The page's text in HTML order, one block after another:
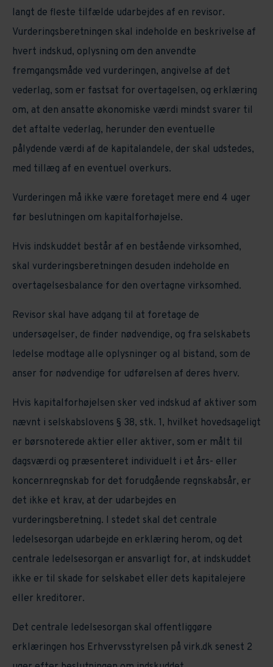
langt de fleste tilfælde udarbejdes af en revisor.
Vurderingsberetningen skal indeholde en beskrivelse af
hvert indskud, oplysning om den anvendte
fremgangsmåde ved vurderingen, angivelse af det
vederlag, som er fastsat for overtagelsen, og erklæring
om, at den ansatte økonomiske værdi mindst svarer til
det aftalte vederlag, herunder den eventuelle
pålydende værdi af de kapitalandele, der skal udstedes,
med tillæg af en eventuel overkurs.
Vurderingen må ikke være foretaget mere end 4 uger
før beslutningen om kapitalforhøjelse.
Hvis indskuddet består af en bestående virksomhed,
skal vurderingsberetningen desuden indeholde en
overtagelsesbalance for den overtagne virksomhed.
Revisor skal have adgang til at foretage de
undersøgelser, de finder nødvendige, og fra selskabets
ledelse modtage alle oplysninger og al bistand, som de
anser for nødvendige for udførelsen af deres hverv.
Hvis kapitalforhøjelsen sker ved indskud af aktiver som
nævnt i selskabslovens § 38, stk. 1, hvilket hovedsageligt
er børsnoterede aktier eller aktiver, som er målt til
dagsværdi og præsenteret individuelt i et års- eller
koncernregnskab for det forudgående regnskabsår, er
det ikke et krav, at der udarbejdes en
vurderingsberetning. I stedet skal det centrale
ledelsesorgan udarbejde en erklæring herom, og det
centrale ledelsesorgan er ansvarligt for, at indskuddet
ikke er til skade for selskabet eller dets kapitalejere
eller kreditorer.
Det centrale ledelsesorgan skal offentliggøre
erklæringen hos Erhvervsstyrelsen på virk.dk senest 2